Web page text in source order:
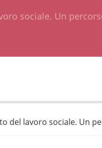
sociale. Un
del lavoro sociale. Un